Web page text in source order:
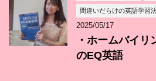
間違いだらけの英語学習
2025/05/17
・ホームバイリ
のEQ英語